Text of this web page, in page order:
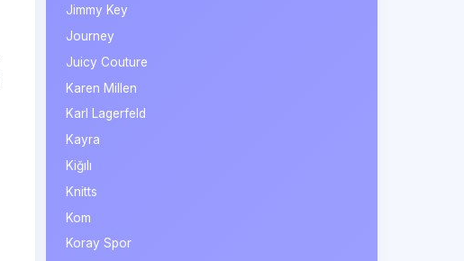
Jimmy Key
Journey
Juicy Couture
Karen Millen
Karl Lagerfeld
Kayra
Kiğılı
Knitts
Kom
Koray Spor